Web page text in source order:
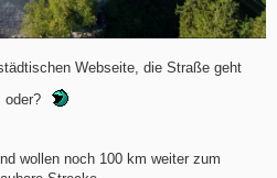
Webseite, die Straße geht
oder?
wollen noch 100 km weiter zum